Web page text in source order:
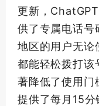
更新，
供了专属电话号
地区的用户无论
都能轻松拨打该
著降低了使用
提供了每月15